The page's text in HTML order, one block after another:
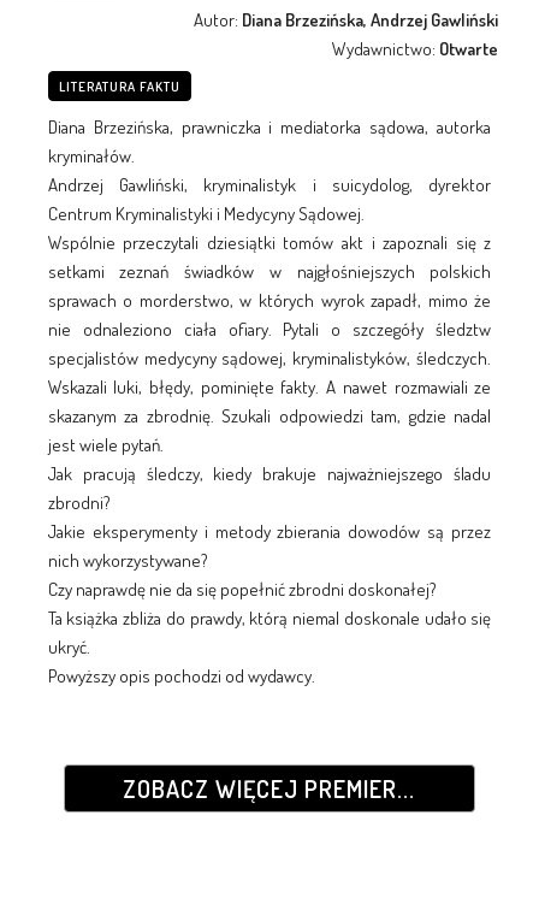
Autor: Diana Brzezińska, Andrzej Gawliński
Wydawnictwo: Otwarte
LITERATURA FAKTU
Diana Brzezińska, prawniczka i mediatorka sądowa, autorka
kryminałów.
Andrzej Gawliński, kryminalistyk i suicydolog, dyrektor
Centrum Kryminalistyki i Medycyny Sądowej.
Wspólnie przeczytali dziesiątki tomów akt i zapoznali się z
setkami zeznań świadków w najgłośniejszych polskich
sprawach o morderstwo, w których wyrok zapadł, mimo że
nie odnaleziono ciała ofiary. Pytali o szczegóły śledztw
specjalistów medycyny sądowej, kryminalistyków, śledczych.
Wskazali luki, błędy, pominięte fakty. A nawet rozmawiali ze
skazanym za zbrodnię. Szukali odpowiedzi tam, gdzie nadal
jest wiele pytań.
Jak pracują śledczy, kiedy brakuje najważniejszego śladu
zbrodni?
Jakie eksperymenty i metody zbierania dowodów są przez
nich wykorzystywane?
Czy naprawdę nie da się popełnić zbrodni doskonałej?
Ta książka zbliża do prawdy, którą niemal doskonale udało się
ukryć.
Powyższy opis pochodzi od wydawcy.
ZOBACZ WIĘCEJ PREMIER...